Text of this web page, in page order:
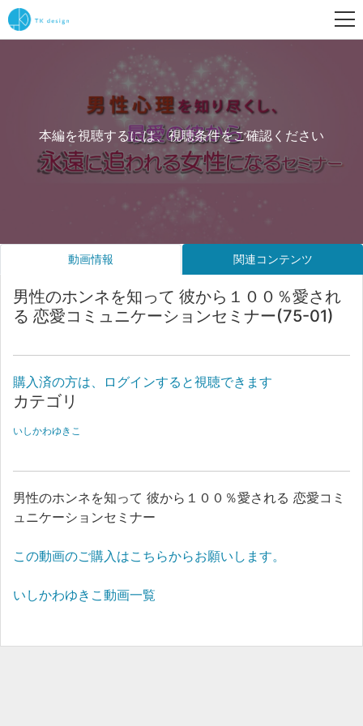
本編を視聴するには、視聴条件をご確認ください
動画情報 関連コンテンツ
男性のホンネを知って 彼から１００％愛され
る 恋愛コミュニケーションセミナー(75-01)
購入済の方は、ログインすると視聴できます
カテゴリ
いしかわゆきこ
男性のホンネを知って 彼から１００％愛される 恋愛コミ
ュニケーションセミナー
この動画のご購入はこちらからお願いします。
いしかわゆきこ動画一覧